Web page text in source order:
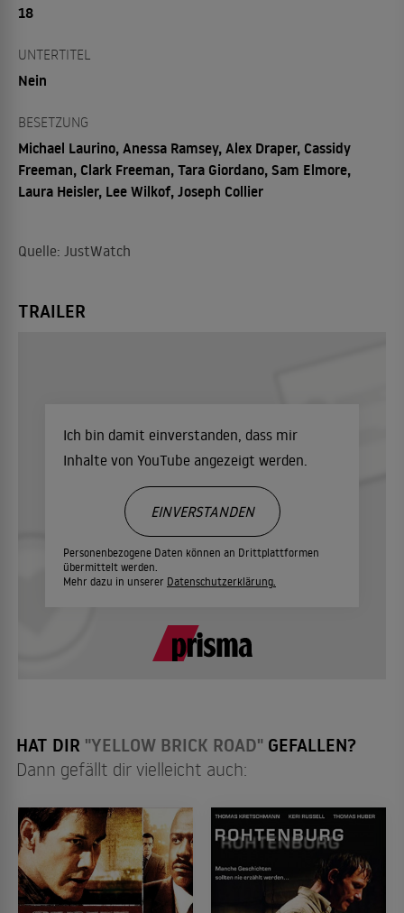
18
UNTERTITEL
Nein
BESETZUNG
Michael Laurino, Anessa Ramsey, Alex Draper, Cassidy
Freeman, Clark Freeman, Tara Giordano, Sam Elmore,
Laura Heisler, Lee Wilkof, Joseph Collier
Quelle: JustWatch
TRAILER
Ich bin damit einverstanden, dass mir
Inhalte von YouTube angezeigt werden.
Personenbezogene Daten können an Drittplattformen
übermittelt werden.
Mehr dazu in unserer Datenschutzerklärung.
EINVERSTANDEN
HAT DIR "YELLOW BRICK ROAD" GEFALLEN?
Dann gefällt dir vielleicht auch: